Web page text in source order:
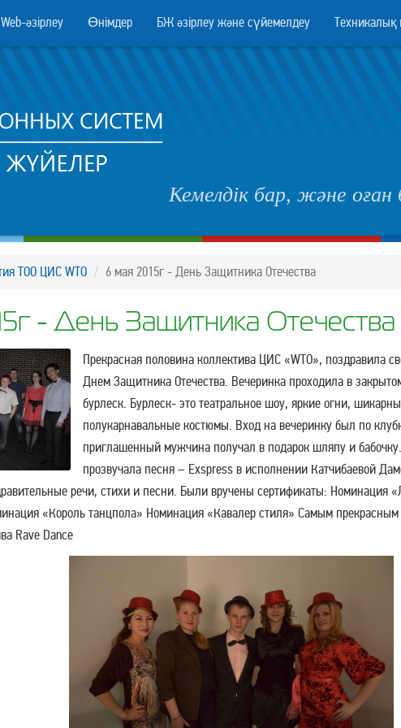
Web-әзірлеу Өнімдер БЖ әзірлеу және сүйемелдеу Техникалық
Кемелдік бар, және
ТОО ЦИС WTO 6 мая 2015г - День Защитника Отечества
- День Защитника Отечества
Прекрасная половина коллектива ЦИС «WTO», поздравила
Днем Защитника Отечества. Вечеринка проходила в
бурлеск. Бурлеск- это театральное шоу, яркие огни,
полукарнавальные костюмы. Вход на вечеринку был по
приглашенный мужчина получал в подарок шляпу и
прозвучала песня – Exspress в исполнении Катчибаевой
речи, стихи и песни. Были вручены сертификаты: Номинация
«Король танцпола» Номинация «Кавалер стиля» Самым прекрасным
Rave Dance